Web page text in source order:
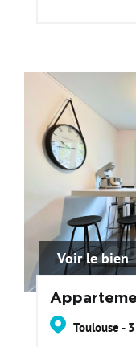
Voir le bien
Toulouse -